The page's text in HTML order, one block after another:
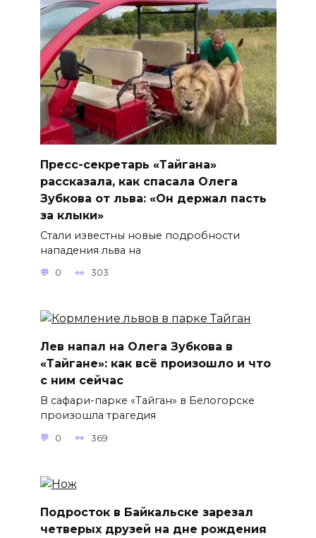
Пресс-секретарь «Тайгана»
рассказала, как спасала Олега
Зубкова от льва: «Он держал пасть
за клыки»
Стали известны новые подробности
нападения льва на
0 303
Лев напал на Олега Зубкова в
«Тайгане»: как всё произошло и что
с ним сейчас
В сафари-парке «Тайган» в Белогорске
произошла трагедия
0 369
Подросток в Байкальске зарезал
четверых друзей на дне рождения